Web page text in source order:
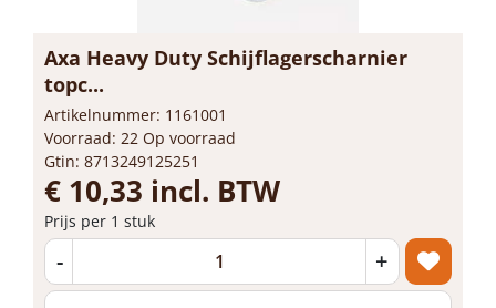
Axa Heavy Duty Schijflagerscharnier
topc...
Artikelnummer: 1161001
Voorraad: 22 Op voorraad
Gtin: 8713249125251
€ 10,33 incl. BTW
Prijs per 1 stuk
- +